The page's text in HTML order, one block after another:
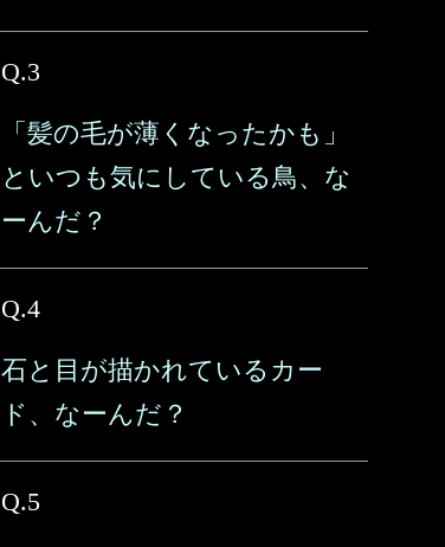
Q.3
「髪の毛が薄くなったかも」
といつも気にしている鳥、な
ーんだ？
Q.4
石と目が描かれているカー
ド、なーんだ？
Q.5